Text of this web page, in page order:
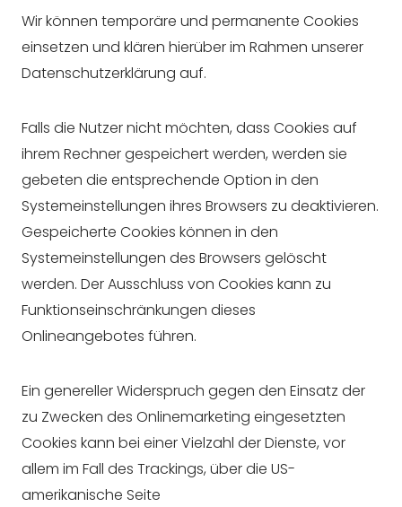
Wir können temporäre und permanente Cookies
einsetzen und klären hierüber im Rahmen unserer
Datenschutzerklärung auf.
Falls die Nutzer nicht möchten, dass Cookies auf
ihrem Rechner gespeichert werden, werden sie
gebeten die entsprechende Option in den
Systemeinstellungen ihres Browsers zu deaktivieren.
Gespeicherte Cookies können in den
Systemeinstellungen des Browsers gelöscht
werden. Der Ausschluss von Cookies kann zu
Funktionseinschränkungen dieses
Onlineangebotes führen.
Ein genereller Widerspruch gegen den Einsatz der
zu Zwecken des Onlinemarketing eingesetzten
Cookies kann bei einer Vielzahl der Dienste, vor
allem im Fall des Trackings, über die US-
amerikanische Seite